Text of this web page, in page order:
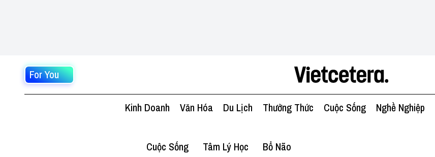
For You
Kinh Doanh Văn Hóa Du Lịch Thưởng Thức Cuộc Sống Nghề Nghiệp
Cuộc Sống Tâm Lý Học Bổ Não